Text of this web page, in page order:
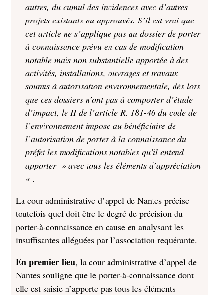
autres, du cumul des incidences avec d’autres
projets existants ou approuvés. S’il est vrai que
cet article ne s’applique pas au dossier de porter
à connaissance prévu en cas de modification
notable mais non substantielle apportée à des
activités, installations, ouvrages et travaux
soumis à autorisation environnementale, dès lors
que ces dossiers n’ont pas à comporter d’étude
d’impact, le II de l’article R. 181-46 du code de
l’environnement impose au bénéficiaire de
l’autorisation de porter à la connaissance du
préfet les modifications notables qu’il entend
apporter » avec tous les éléments d’appréciation
« .
La cour administrative d’appel de Nantes précise
toutefois quel doit être le degré de précision du
porter-à-connaissance en cause en analysant les
insuffisantes alléguées par l’association requérante.
En premier lieu, la cour administrative d’appel de
Nantes souligne que le porter-à-connaissance dont
elle est saisie n’apporte pas tous les éléments